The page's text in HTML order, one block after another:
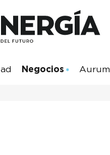
Negocios Aurum